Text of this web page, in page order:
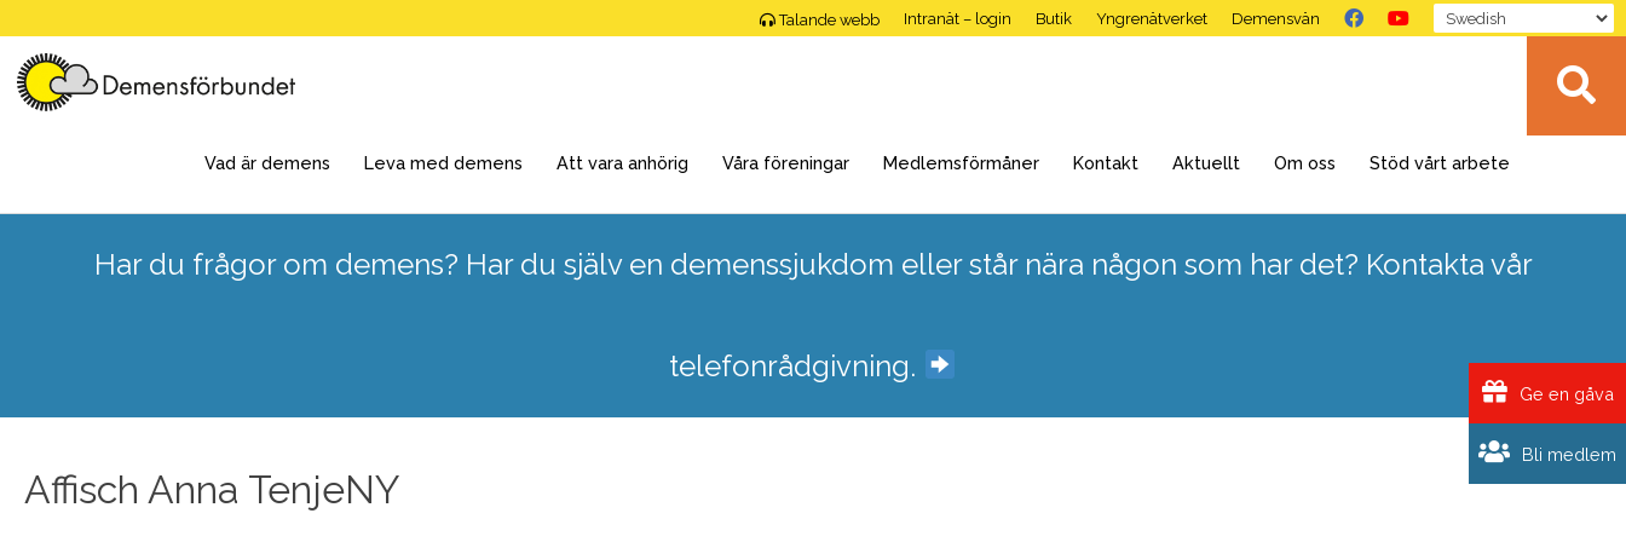
to
content
Talande webb Intranät – login Butik Yngrenätverket Demensvän
Vad är demens Leva med demens Att vara anhörig Våra föreningar Medlemsförmåner Kontakt Aktuellt Om oss Stöd vårt arbete
Har du frågor om demens? Har du själv en demenssjukdom eller står nära någon som har det? Kontakta vår
telefonrådgivning.
Affisch Anna TenjeNY
Bli medlem
Ge en gåva